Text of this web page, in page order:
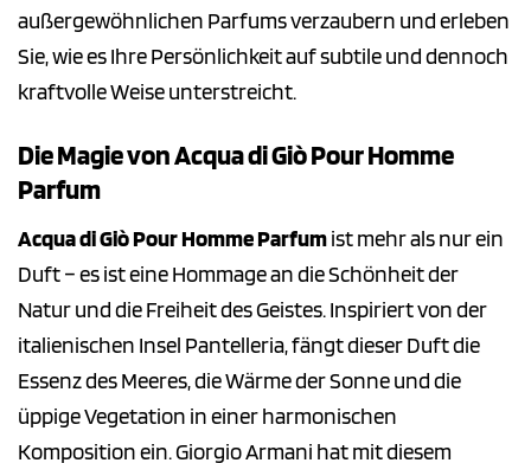
außergewöhnlichen Parfums verzaubern und erleben
Sie, wie es Ihre Persönlichkeit auf subtile und dennoch
kraftvolle Weise unterstreicht.
Die Magie von Acqua di Giò Pour Homme
Parfum
Acqua di Giò Pour Homme Parfumist mehr als nur ein
Duft – es ist eine Hommage an die Schönheit der
Natur und die Freiheit des Geistes. Inspiriert von der
italienischen Insel Pantelleria, fängt dieser Duft die
Essenz des Meeres, die Wärme der Sonne und die
üppige Vegetation in einer harmonischen
Komposition ein. Giorgio Armani hat mit diesem